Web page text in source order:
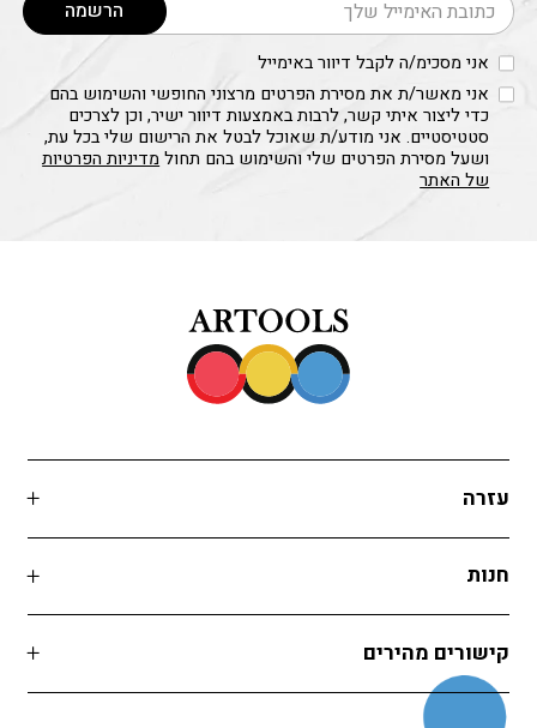
מחיר
₪7.90
מק״ט 535302
שם המוצר
מק״ט 535306
הרשמה
אני מסכימ/ה לקבל דיוור באימייל
אני מאשר/ת את מסירת הפרטים מרצוני החופשי והשימוש בהם
כדי ליצור איתי קשר, לרבות באמצעות דיוור ישיר, וכן לצרכים
סטטיסטיים. אני מודע/ת שאוכל לבטל את הרישום שלי בכל עת,
ושעל מסירת הפרטים שלי והשימוש בהם תחול מדיניות הפרטיות
של האתר
עזרה
חנות
קישורים מהירים